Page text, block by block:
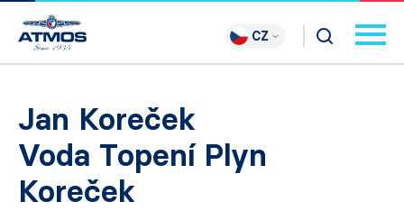
CZ
Jan Koreček
Voda Topení Plyn
Koreček